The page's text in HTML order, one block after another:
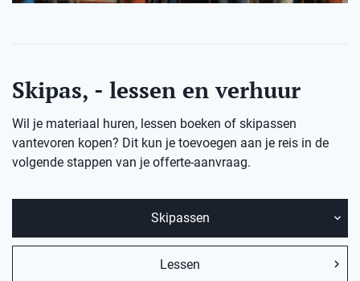
Skipas, - lessen en verhuur
Wil je materiaal huren, lessen boeken of skipassen
vantevoren kopen? Dit kun je toevoegen aan je reis in de
volgende stappen van je offerte-aanvraag.
Skipassen
Lessen